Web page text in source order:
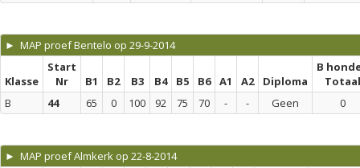
► MAP proef Bentelo op 29-9-2014
Klasse
Start
Nr
B1 B2 B3 B4 B5 B6 A1 A2 Diploma
B
Totaal
B
44 65 0 100 92 75 70 - - Geen 0
► MAP proef Almkerk op 22-8-2014